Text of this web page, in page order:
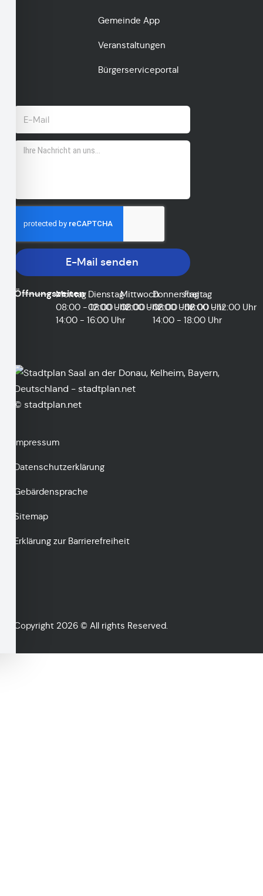
Gemeinde App
Veranstaltungen
Bürgerserviceportal
E-Mail senden
Öffnungszeiten
Montag
08:00 - 12:00 Uhr
14:00 - 16:00 Uhr
Dienstag
08:00 - 12:00 Uhr
Mittwoch
08:00 - 12:00 Uhr
Donnerstag
08:00 - 12:00 Uhr
14:00 - 18:00 Uhr
Freitag
08:00 - 12:00 Uhr
© stadtplan.net
Impressum
Datenschutzerklärung
Gebärdensprache
Sitemap
Erklärung zur Barrierefreiheit
Copyright 2026 © All rights Reserved.